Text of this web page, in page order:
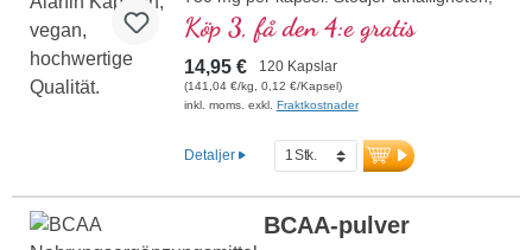
Isolate
minskar mjölksyrabildningen och främjar
återhämtningen. Perfekt för idrottare och
aktiva människor.
mer information om Beta-Alanin-
Köp 3, få den 4:e gratis
14,95 € 120 Kapslar
(141,04 €/kg, 0,12 €/Kapsel)
inkl. moms. exkl. Fraktkostnader
Detaljer
BCAA-pulver